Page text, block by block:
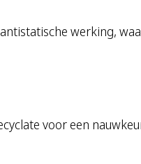
werking,
voor een